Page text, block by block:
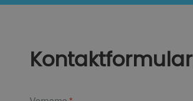
Kontaktformular